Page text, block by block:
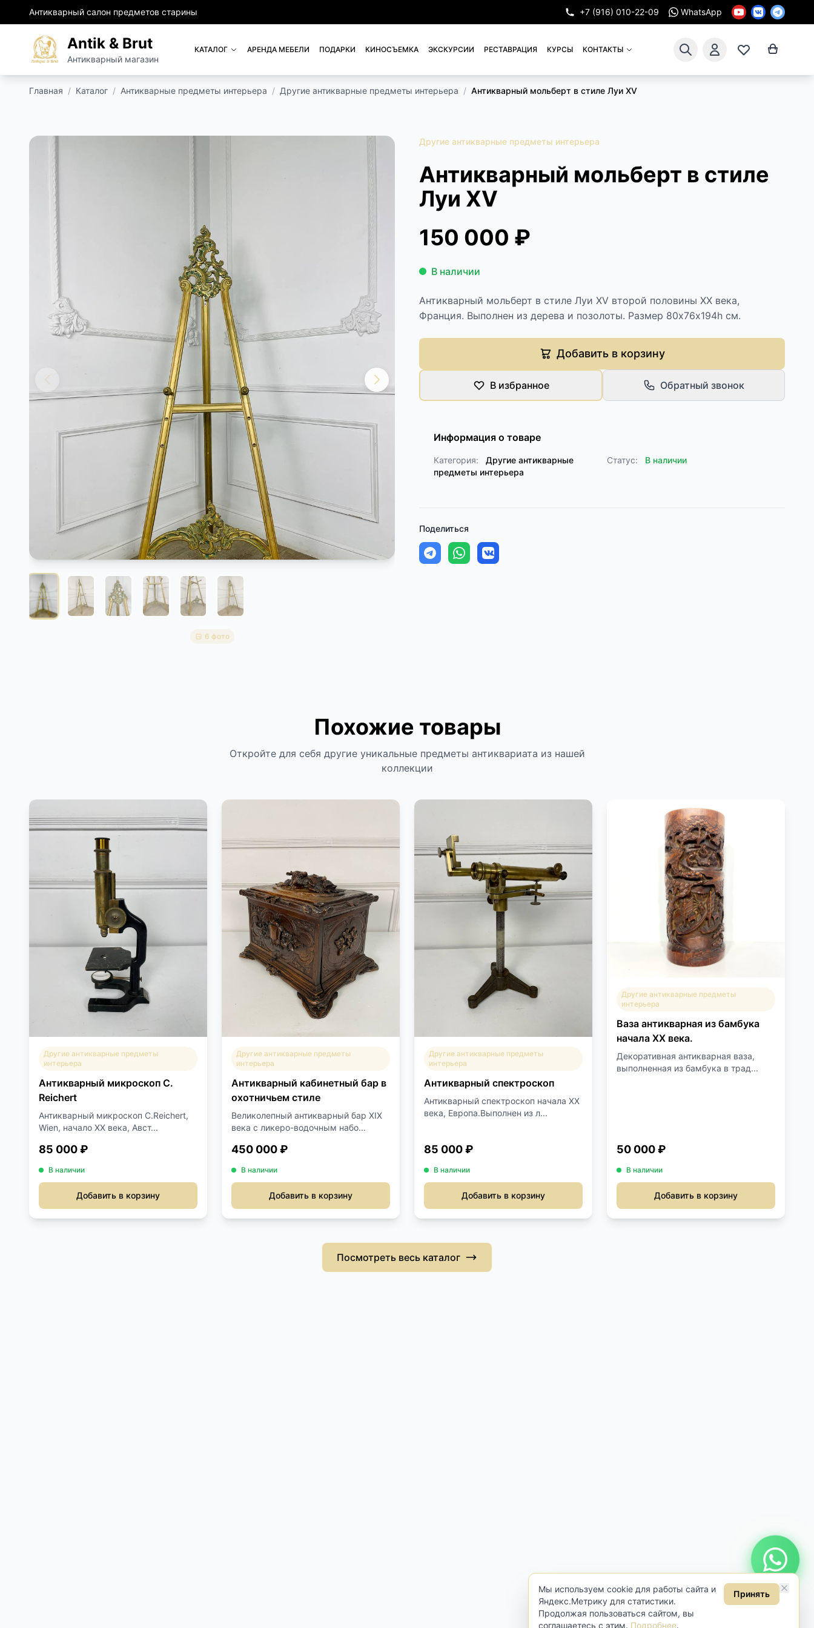
Антикварный салон предметов старины +7 (916) 010-22-09 WhatsApp
Antik & Brut
Антикварный магазин
КАТАЛОГ АРЕНДА МЕБЕЛИ ПОДАРКИ КИНОСЪЕМКА ЭКСКУРСИИ РЕСТАВРАЦИЯ КУРСЫ КОНТАКТЫ
Главная / Каталог / Антикварные предметы интерьера / Другие антикварные предметы интерьера / Антикварный мольберт в стиле Луи XV
6 фото
Другие антикварные предметы интерьера
Антикварный мольберт в стиле
Луи XV
150 000 ₽
В наличии
Антикварный мольберт в стиле Луи XV второй половины XX века,
Франция. Выполнен из дерева и позолоты. Размер 80х76х194h см.
Добавить в корзину
В избранное Обратный звонок
Информация о товаре
Категория:
Другие антикварные
предметы интерьера
Статус: В наличии
Поделиться
Похожие товары
Откройте для себя другие уникальные предметы антиквариата из нашей
коллекции
Другие антикварные предметы
интерьера
Антикварный микроскоп C.
Reichert
Антикварный микроскоп C.Reichert,
Wien, начало XX века, Авст...
85 000 ₽
В наличии
Добавить в корзину
Другие антикварные предметы
интерьера
Антикварный кабинетный бар в
охотничьем стиле
Великолепный антикварный бар XIX
века с ликеро-водочным набо...
450 000 ₽
В наличии
Добавить в корзину
Другие антикварные предметы
интерьера
Антикварный спектроскоп
Антикварный спектроскоп начала XX
века, Европа.Выполнен из л...
85 000 ₽
В наличии
Добавить в корзину
Другие антикварные предметы
интерьера
Ваза антикварная из бамбука
начала ХХ века.
Декоративная антикварная ваза,
выполненная из бамбука в трад...
50 000 ₽
В наличии
Добавить в корзину
Посмотреть весь каталог
Мы используем cookie для работы сайта и
Яндекс.Метрику для статистики.
Продолжая пользоваться сайтом, вы
соглашаетесь с этим. Подробнее.
Принять